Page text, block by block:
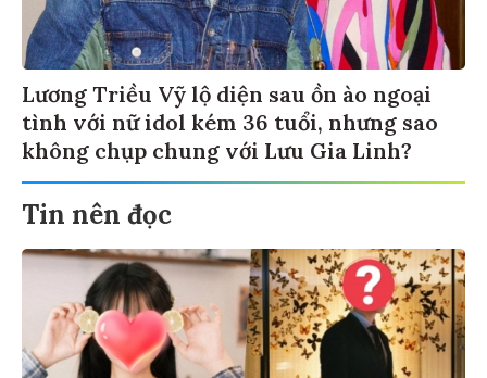
Lương Triều Vỹ lộ diện sau ồn ào ngoại
tình với nữ idol kém 36 tuổi, nhưng sao
không chụp chung với Lưu Gia Linh?
Tin nên đọc